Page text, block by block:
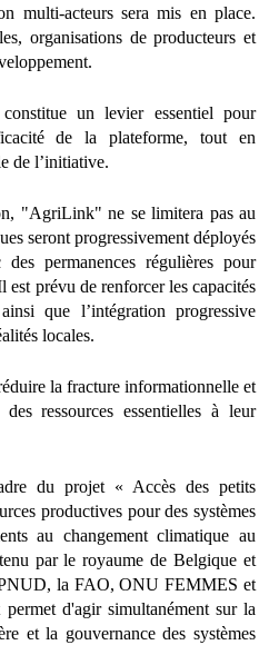
multi-acteurs sera mis en place.
organisations de producteurs et
un levier essentiel pour
de la plateforme, tout en
de l’initiative.
"AgriLink" ne se limitera pas au
seront progressivement déployés
permanences régulières pour
est prévu de renforcer les capacités
que l’intégration progressive
locales.
la fracture informationnelle et
ressources essentielles à leur
du projet « Accès des petits
productives pour des systèmes
au changement climatique au
par le royaume de Belgique et
la FAO, ONU FEMMES et
d'agir simultanément sur la
et la gouvernance des systèmes